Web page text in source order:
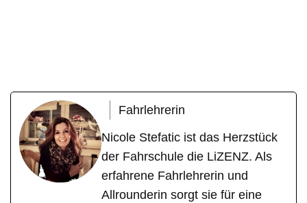
Fahrlehrerin
Nicole Stefatic ist das Herzstück
der Fahrschule die LiZENZ. Als
erfahrene Fahrlehrerin und
Allrounderin sorgt sie für eine